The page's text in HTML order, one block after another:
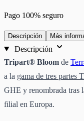
Pago 100% seguro
Descripción Más
Descripción
Tripart® Bloom de
a la gama de tres partes
GHE y renombrada tras
filial en Europa.